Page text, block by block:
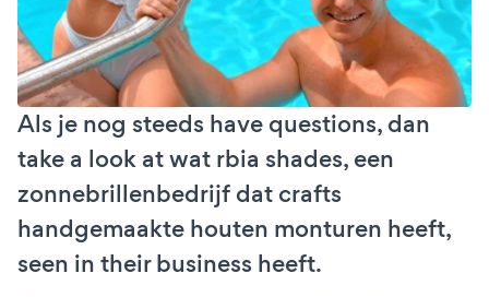
Als je nog steeds have questions, dan
take a look at wat rbia shades, een
zonnebrillenbedrijf dat crafts
handgemaakte houten monturen heeft,
seen in their business heeft.